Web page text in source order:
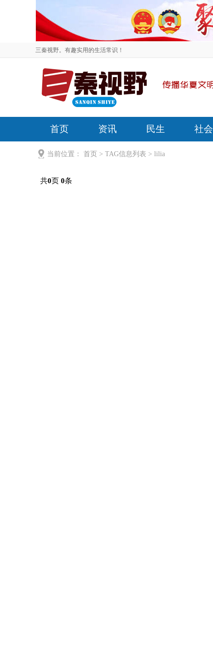
三秦视野。有趣实用的生活常识！
首页 资讯 民生 社会
当前位置： 首页 > TAG信息列表 > lilia
共0页 0条